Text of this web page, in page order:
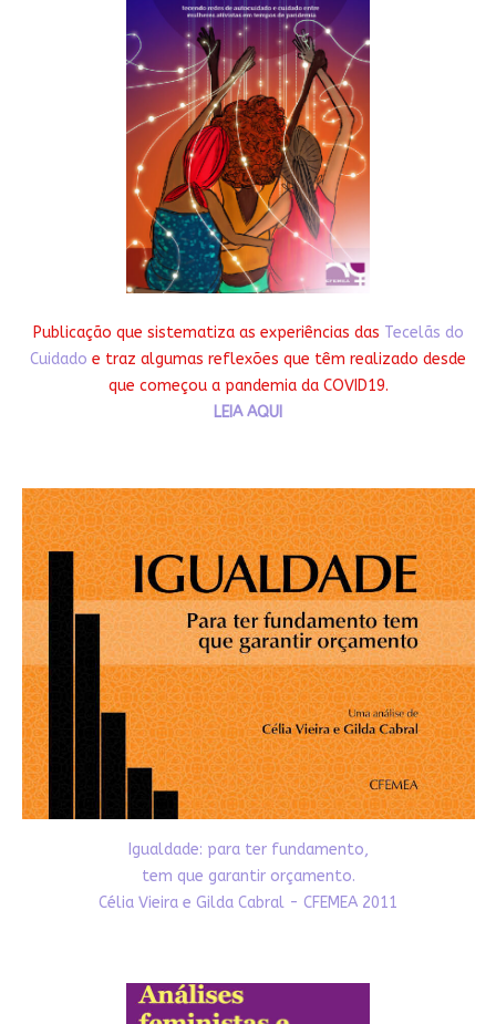
Publicação que sistematiza as experiências das Tecelãs do
Cuidado e traz algumas reflexões que têm realizado desde
que começou a pandemia da COVID19.
LEIA AQUI
Igualdade: para ter fundamento,
tem que garantir orçamento.
Célia Vieira e Gilda Cabral - CFEMEA 2011